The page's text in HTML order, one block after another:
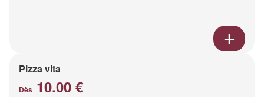
Pizza vita
Dès 10.00 €